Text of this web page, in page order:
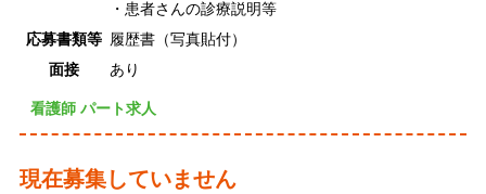
・患者さんの診療説明等
応募書類等 履歴書（写真貼付）
面接
あり
看護師 パート求人
現在募集していません